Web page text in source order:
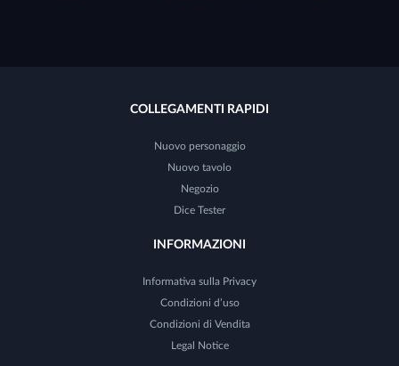
COLLEGAMENTI RAPIDI
Nuovo personaggio
Nuovo tavolo
Negozio
Dice Tester
INFORMAZIONI
Informativa sulla Privacy
Condizioni d’uso
Condizioni di Vendita
Legal Notice